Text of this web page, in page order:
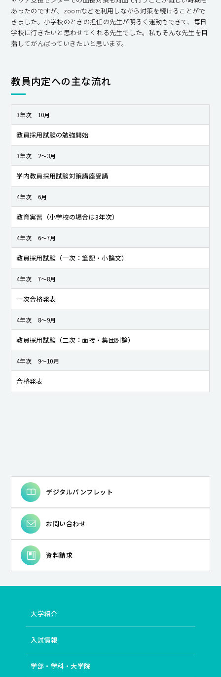
あったのですが、zoomなどを利用しながら対策を続けることがで
きました。小学校のときの担任の先生が明るく運動もできて、毎日
学校に行きたいと思わせてくれる先生でした。私もそんな先生を目
指してがんばっていきたいと思います。
教員内定への主な流れ
3年次 10月
教員採用試験の勉強開始
3年次 2～3月
学内教員採用試験対策講座受講
4年次 6月
教育実習（小学校の場合は3年次）
4年次 6〜7月
教員採用試験（一次：筆記・小論文）
4年次 7〜8月
一次合格発表
4年次 8〜9月
教員採用試験（二次：面接・集団討論）
4年次 9〜10月
合格発表
デジタルパンフレット
お問い合わせ
資料請求
大学紹介
入試情報
学部・学科・大学院